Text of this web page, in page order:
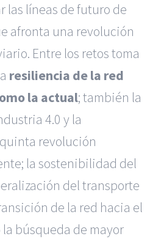
las líneas de futuro de
afronta una revolución
Entre los retos toma
resiliencia de la red
la actual; también la
4.0 y la
revolución
la sostenibilidad del
del transporte
de la red hacia el
búsqueda de mayor